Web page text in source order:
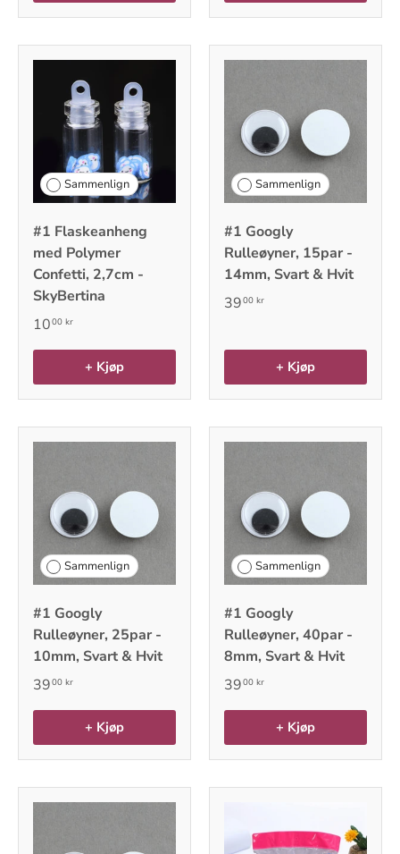
Sammenlign
#1 Flaskeanheng
med Polymer
Confetti, 2,7cm -
SkyBertina
1000 kr
+ Kjøp
Sammenlign
#1 Googly
Rulleøyner, 15par -
14mm, Svart & Hvit
3900 kr
+ Kjøp
Sammenlign
#1 Googly
Rulleøyner, 25par -
10mm, Svart & Hvit
3900 kr
+ Kjøp
Sammenlign
#1 Googly
Rulleøyner, 40par -
8mm, Svart & Hvit
3900 kr
+ Kjøp